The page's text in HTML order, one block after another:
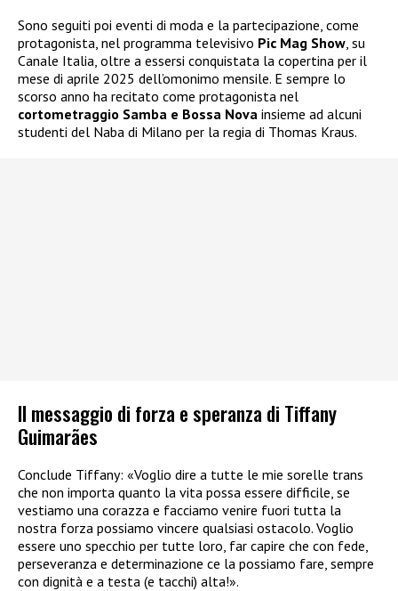
Sono seguiti poi eventi di moda e la partecipazione, come
protagonista, nel programma televisivo Pic Mag Show, su
Canale Italia, oltre a essersi conquistata la copertina per il
mese di aprile 2025 dell’omonimo mensile. E sempre lo
scorso anno ha recitato come protagonista nel
cortometraggio Samba e Bossa Nova insieme ad alcuni
studenti del Naba di Milano per la regia di Thomas Kraus.
Il messaggio di forza e speranza di Tiffany
Guimarães
Conclude Tiffany: «Voglio dire a tutte le mie sorelle trans
che non importa quanto la vita possa essere difficile, se
vestiamo una corazza e facciamo venire fuori tutta la
nostra forza possiamo vincere qualsiasi ostacolo. Voglio
essere uno specchio per tutte loro, far capire che con fede,
perseveranza e determinazione ce la possiamo fare, sempre
con dignità e a testa (e tacchi) alta!».